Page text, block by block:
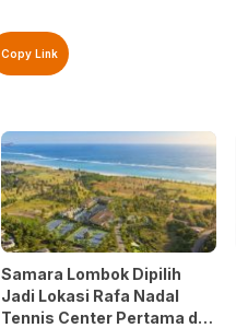
Copy Link
Samara Lombok Dipilih
Jadi Lokasi Rafa Nadal
Tennis Center Pertama di